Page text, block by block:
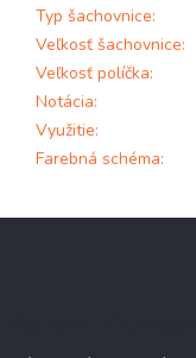
Typ šachovnice:
Veľkosť šachovnice:
Veľkosť políčka:
Notácia:
Využitie:
Farebná schéma: